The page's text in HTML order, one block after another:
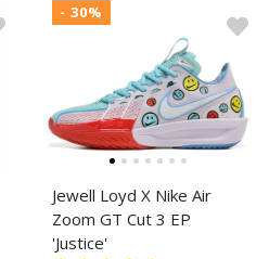
- 30%
Jewell Loyd X Nike Air
Zoom GT Cut 3 EP
'Justice'